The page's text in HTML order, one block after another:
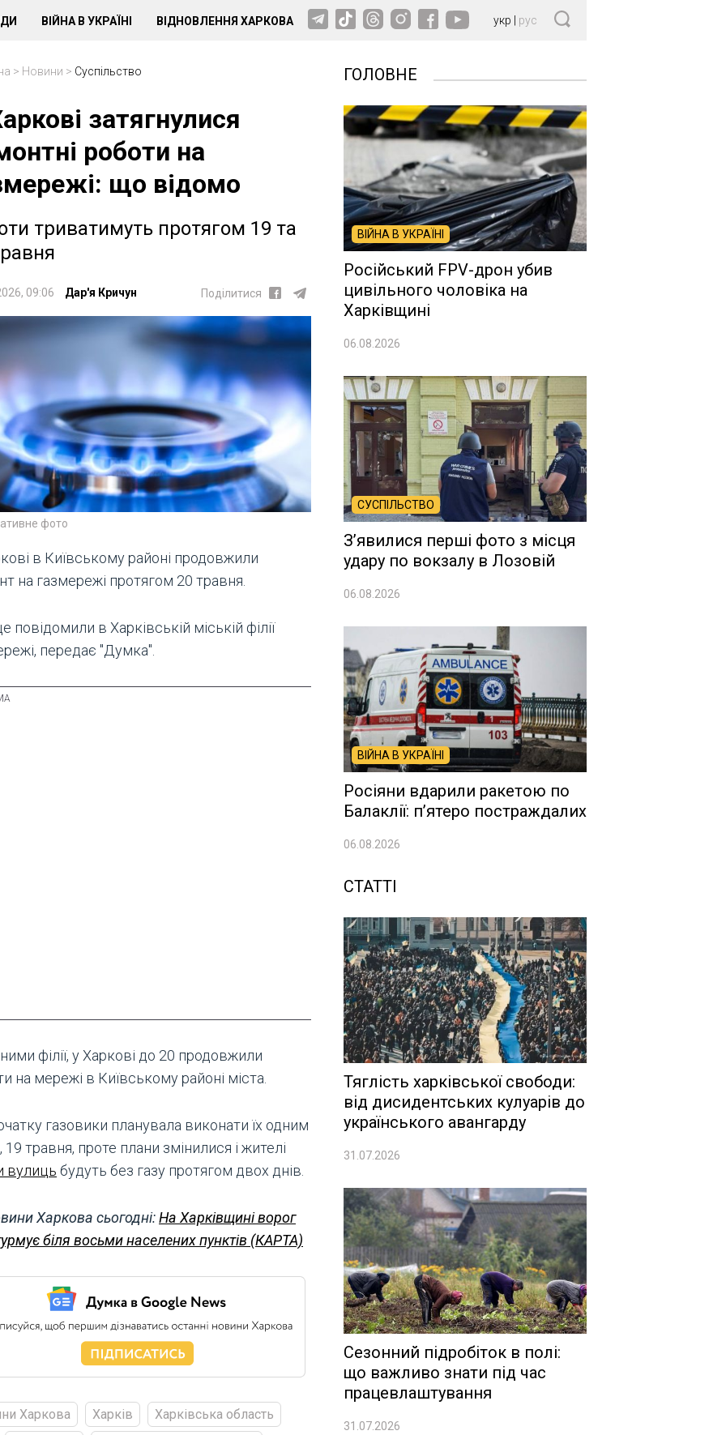
ВІЙНА В УКРАЇНІ ВІДНОВЛЕННЯ ХАРКОВА укр рус
> Новини > Суспільство
затягнулися
роботи на
що відомо
триватимуть протягом 19 та
09:06 Дар'я Кричун Поділитися
фото
в Київському районі продовжили
на газмережі протягом 20 травня.
повідомили в Харківській міській філії
передає "Думка".
філії, у Харкові до 20 продовжили
на мережі в Київському районі міста.
газовики планувала виконати їх одним
травня, проте плани змінилися і жителі
вулиць будуть без газу протягом двох днів.
Харкова сьогодні:На Харківщині ворог
біля восьми населених пунктів (КАРТА)
Харкова Харків
Харківська область
ГОЛОВНЕ
ВІЙНА В УКРАЇНІ
Російський FPV-дрон убив
цивільного чоловіка на
Харківщині
06.08.2026
СУСПІЛЬСТВО
Зʼявилися перші фото з місця
удару по вокзалу в Лозовій
06.08.2026
ВІЙНА В УКРАЇНІ
Росіяни вдарили ракетою по
Балаклії: п’ятеро постраждалих
06.08.2026
СТАТТІ
Тяглість харківської свободи:
від дисидентських кулуарів до
українського авангарду
31.07.2026
Сезонний підробіток в полі:
що важливо знати під час
працевлаштування
31.07.2026